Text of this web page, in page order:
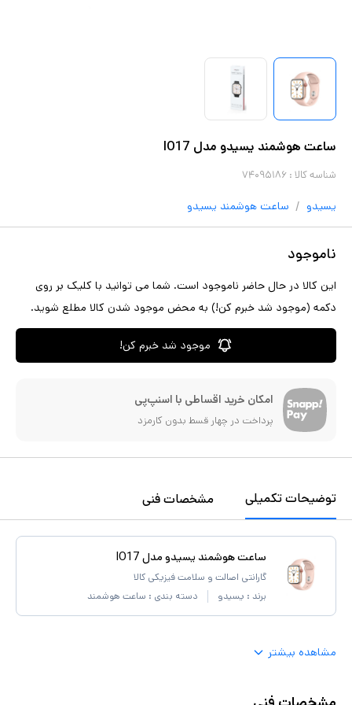
ساعت هوشمند یسیدو مدل IO17
شناسه کالا : ۷۴۰۹۵۱۸۶
یسیدو / ساعت هوشمند یسیدو
ناموجود
این کالا در حال حاضر ناموجود است. شما می توانید با کلیک بر روی
دکمه (موجود شد خبرم کن!) به محض موجود شدن کالا مطلع شوید.
موجود شد خبرم کن!
امکان خرید اقساطی با اسنپ‌پی
پرداخت در چهار قسط بدون کارمزد
توضیحات تکمیلی مشخصات فنی
ساعت هوشمند یسیدو مدل IO17
گارانتی اصالت و سلامت فیزیکی کالا
برند : یسیدو دسته بندی : ساعت هوشمند
مشاهده بیشتر